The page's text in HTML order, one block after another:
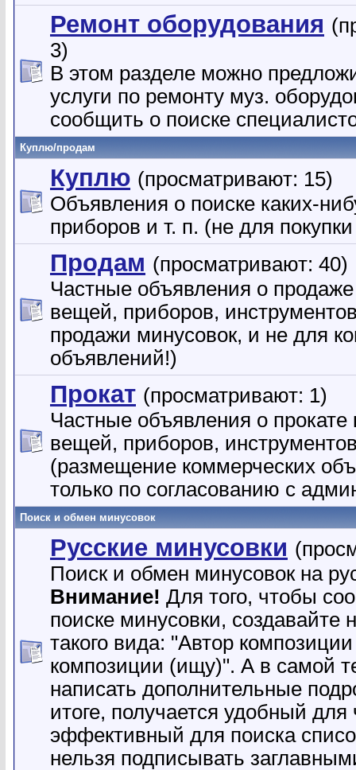
Ремонт оборудования
3)
В этом разделе можно
услуги по ремонту муз.
сообщить о поиске
Куплю/продам
Куплю (просматривают: 15)
Объявления о поиске каких-
приборов и т. п. (не для
Продам (просматривают: 40)
Частные объявления о
вещей, приборов,
продажи минусовок, и не для
объявлений!)
Прокат (просматривают: 1)
Частные объявления о прокате
вещей, приборов,
(размещение коммерческих
только по согласованию с
Поиск и обмен минусовок
Русские минусовки
Поиск и обмен минусовок на
Внимание! Для того, чтобы
поиске минусовки, создавайте
такого вида: "Автор
композиции (ищу)". А в самой
написать дополнительные
итоге, получается удобный для
эффективный для поиска
нельзя подписывать